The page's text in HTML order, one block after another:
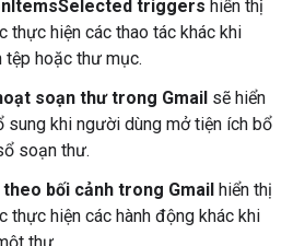
triggers hiển thị
thực hiện các thao tác khác khi
tệp hoặc thư mục.
soạn thư trong Gmail sẽ hiển
sung khi người dùng mở tiện ích bổ
soạn thư.
bối cảnh trong Gmail hiển thị
thực hiện các hành động khác khi